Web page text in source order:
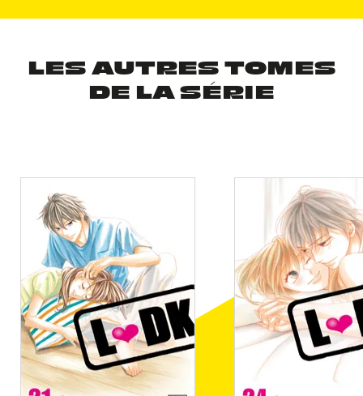
LES AUTRES TOMES
DE LA SÉRIE